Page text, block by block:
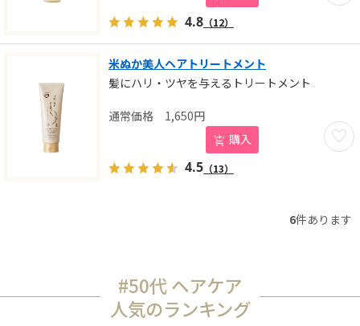
4.8 （12）
米ぬか美人ヘアトリートメント
髪にハリ・ツヤを与えるトリートメント
お気
1,650円
購入
4.5 （13）
6件あります
#50代 ヘアケア
人気のランキング